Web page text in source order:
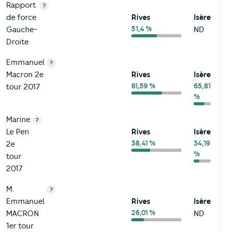
Rapport
de force
Gauche-
Droite
?
Rives
51,4 %
Isère
ND
Emmanuel
Macron 2e
tour 2017
?
Rives
61,59 %
Isère
65,81
%
Marine
Le Pen
2e
tour
2017
?
Rives
38,41 %
Isère
34,19
%
M.
Emmanuel
MACRON
1er tour
?
Rives
26,01 %
Isère
ND